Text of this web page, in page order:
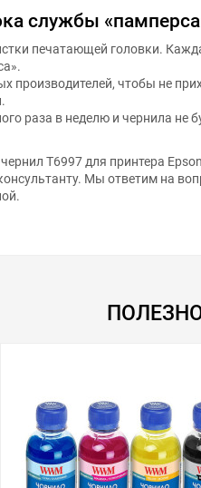
службы
печатающей головки.
производителей, чтобы не
раза в неделю и чернила не
T6997 для принтера
Мы ответим на